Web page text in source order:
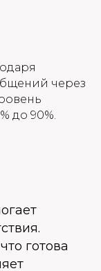
через
до 90%.
готова